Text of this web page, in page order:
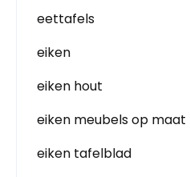
eettafels
eiken
eiken hout
eiken meubels op maat
eiken tafelblad